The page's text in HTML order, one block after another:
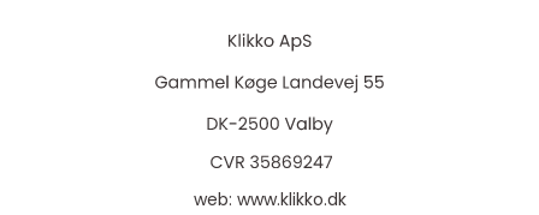
web: www.klikko.dk